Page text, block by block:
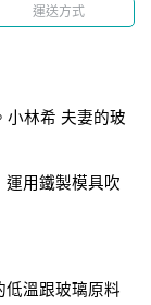
運送方式
小林希 夫妻的玻
運用鐵製模具吹
低溫跟玻璃原料